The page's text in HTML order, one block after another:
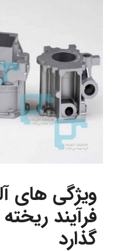
ویژگی های
فرآیند
گذارد